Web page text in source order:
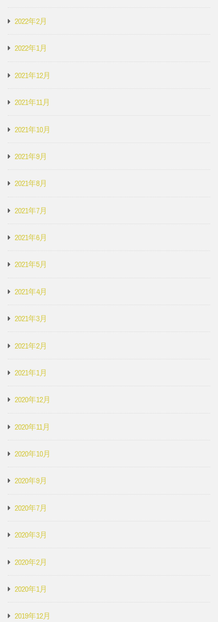
2022年2月
2022年1月
2021年12月
2021年11月
2021年10月
2021年9月
2021年8月
2021年7月
2021年6月
2021年5月
2021年4月
2021年3月
2021年2月
2021年1月
2020年12月
2020年11月
2020年10月
2020年9月
2020年7月
2020年3月
2020年2月
2020年1月
2019年12月